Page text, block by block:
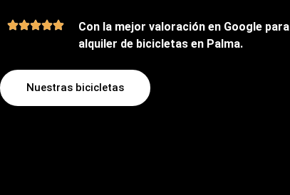
Con la mejor valoración en Google para
alquiler de bicicletas en Palma.
Nuestras bicicletas